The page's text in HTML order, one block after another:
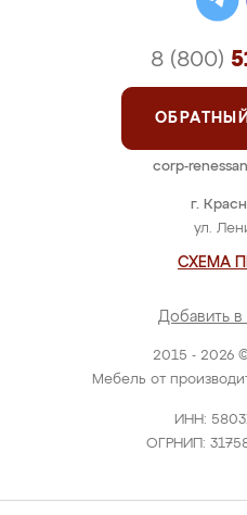
2015 - 2026
Мебель от
ИНН:
ОГРНИП:
г.
ул.
СХЕМА
Добавить в
8 (800)
corp-